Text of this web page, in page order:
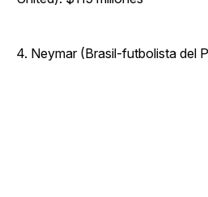
4. Neymar (Brasil-futbolista del